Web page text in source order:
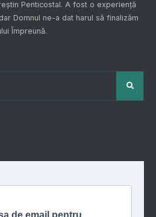
Penticostal. A fost o experiență
Domnul ne-a dat harul să finalizăm
Împreună.